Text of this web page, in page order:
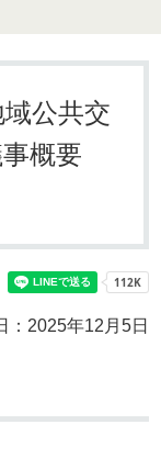
公共交
概要
：2025年12月5日